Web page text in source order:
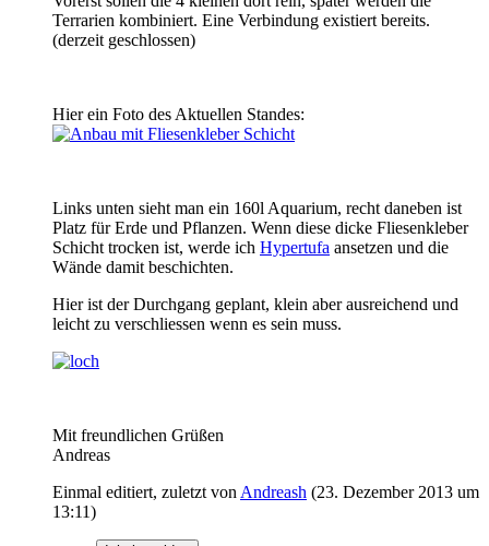
Terrarien kombiniert. Eine Verbindung existiert bereits.
(derzeit geschlossen)
Hier ein Foto des Aktuellen Standes:
Links unten sieht man ein 160l Aquarium, recht daneben ist
Platz für Erde und Pflanzen. Wenn diese dicke Fliesenkleber
Schicht trocken ist, werde ich Hypertufa ansetzen und die
Wände damit beschichten.
Hier ist der Durchgang geplant, klein aber ausreichend und
leicht zu verschliessen wenn es sein muss.
Mit freundlichen Grüßen
Andreas
Einmal editiert, zuletzt von Andreash (23. Dezember 2013 um
13:11)